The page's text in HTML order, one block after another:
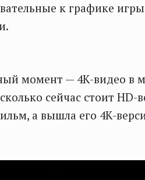
к графике
момент — 4К-видео в
сейчас стоит HD-
а вышла его 4К-